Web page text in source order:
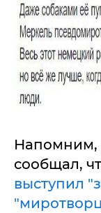
Напомним,
сообщал,
выступил